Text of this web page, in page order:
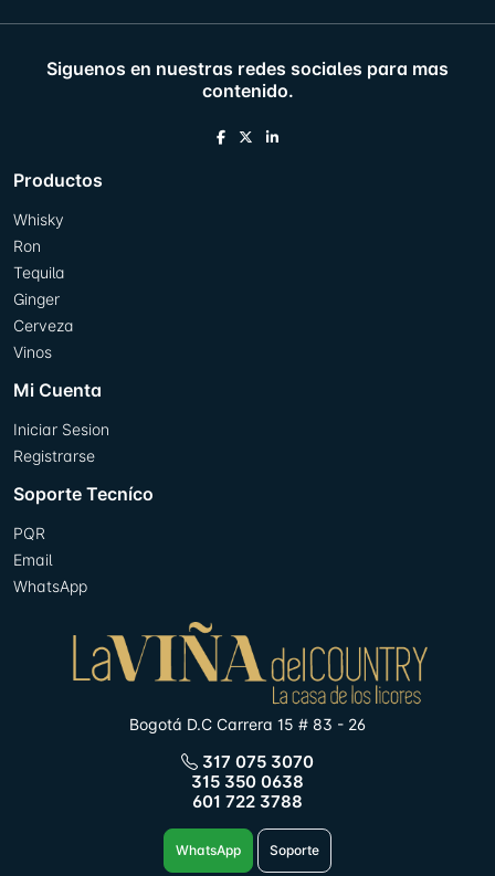
Siguenos en nuestras redes sociales para mas
contenido.
Productos
Whisky
Ron
Tequila
Ginger
Cerveza
Vinos
Mi Cuenta
Iniciar Sesion
Registrarse
Soporte Tecníco
PQR
Email
WhatsApp
Bogotá D.C Carrera 15 # 83 - 26
317 075 3070
315 350 0638
601 722 3788
WhatsApp Soporte